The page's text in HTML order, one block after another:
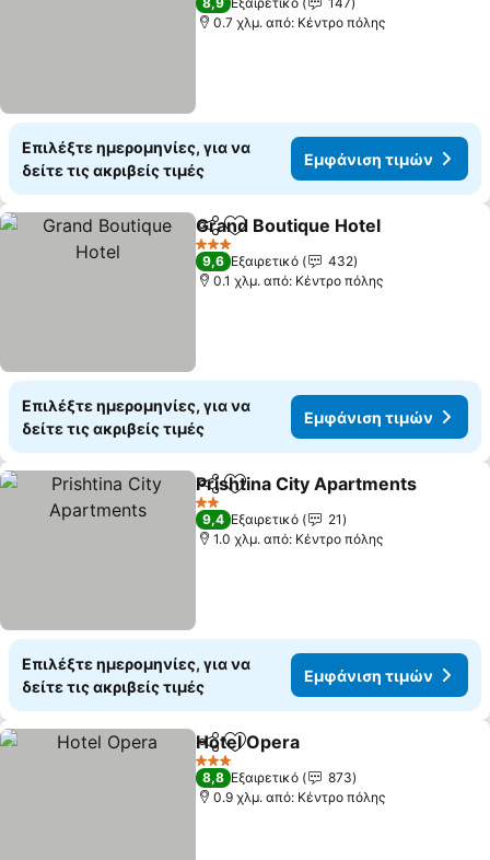
0.7 χλμ. από: Κέντρο πόλης
Επιλέξτε ημερομηνίες, για να
δείτε τις ακριβείς τιμές
Εμφάνιση τιμών
Κοινοποίηση
Προσθήκη στα αγαπημένα
Grand Boutique Hotel
3 Αστέρια
9,6 Εξαιρετικό
432
0.1 χλμ. από: Κέντρο πόλης
Επιλέξτε ημερομηνίες, για να
δείτε τις ακριβείς τιμές
Εμφάνιση τιμών
Κοινοποίηση
Προσθήκη στα αγαπημένα
Prishtina City Apartments
2 Αστέρια
9,4 Εξαιρετικό
21
1.0 χλμ. από: Κέντρο πόλης
Επιλέξτε ημερομηνίες, για να
δείτε τις ακριβείς τιμές
Εμφάνιση τιμών
Κοινοποίηση
Προσθήκη στα αγαπημένα
Hotel Opera
3 Αστέρια
8,8 Εξαιρετικό
873
0.9 χλμ. από: Κέντρο πόλης